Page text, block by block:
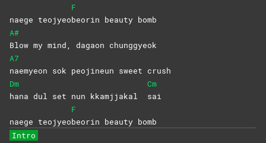
naege teojyeo
F
beorin beauty bomb
A#
Blow my mind, dagaon chunggyeok
A7
naemyeon sok peojineun sweet crush
Dm
hana dul set nun kkamjjakal
Cm
sai
naege teojyeo
F
beorin beauty bomb
Intro